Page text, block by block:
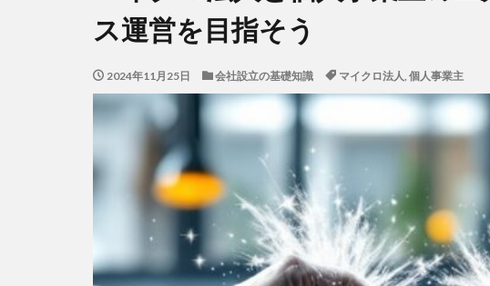
ス運営を目指そう
2024年11月25日 会社設立の基礎知識 マイクロ法人, 個人事業主